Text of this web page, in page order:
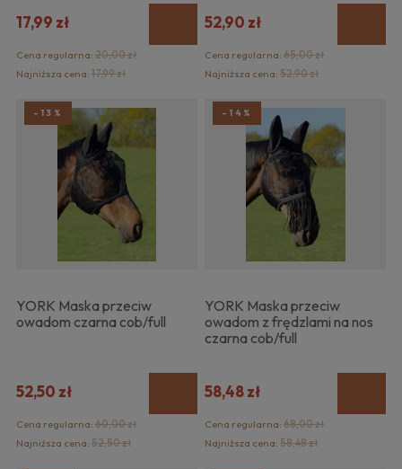
17,99 zł
Cena regularna: 20,00 zł
Najniższa cena: 17,99 zł
52,90 zł
Cena regularna:65,00 zł
Najniższa cena:52,90 zł
YORK Maska przeciw
owadom czarna cob/full
52,50 zł
Cena regularna: 60,00 zł
Najniższa cena: 52,50 zł
-13%
YORK Maska przeciw
owadom z frędzlami na nos
czarna cob/full
58,48 zł
Cena regularna:68,00 zł
Najniższa cena:58,48 zł
-14%